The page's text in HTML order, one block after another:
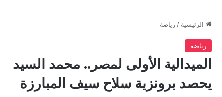
الرئيسية / رياضة
رياضة
الميدالية الأولى لمصر.. محمد السيد
يحصد برونزية سلاح سيف المبارزة